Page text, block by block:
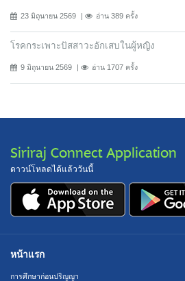
23 มิถุนายน 2569 อ่าน 389 ครั้ง
โรคกระเพาะปัสสาวะอักเสบในผู้หญิง
9 มิถุนายน 2569 อ่าน 1707 ครั้ง
Siriraj Connect Application
ดาวน์โหลดได้แล้ววันนี้
หน้าแรก
การศึกษาก่อนปริญญา